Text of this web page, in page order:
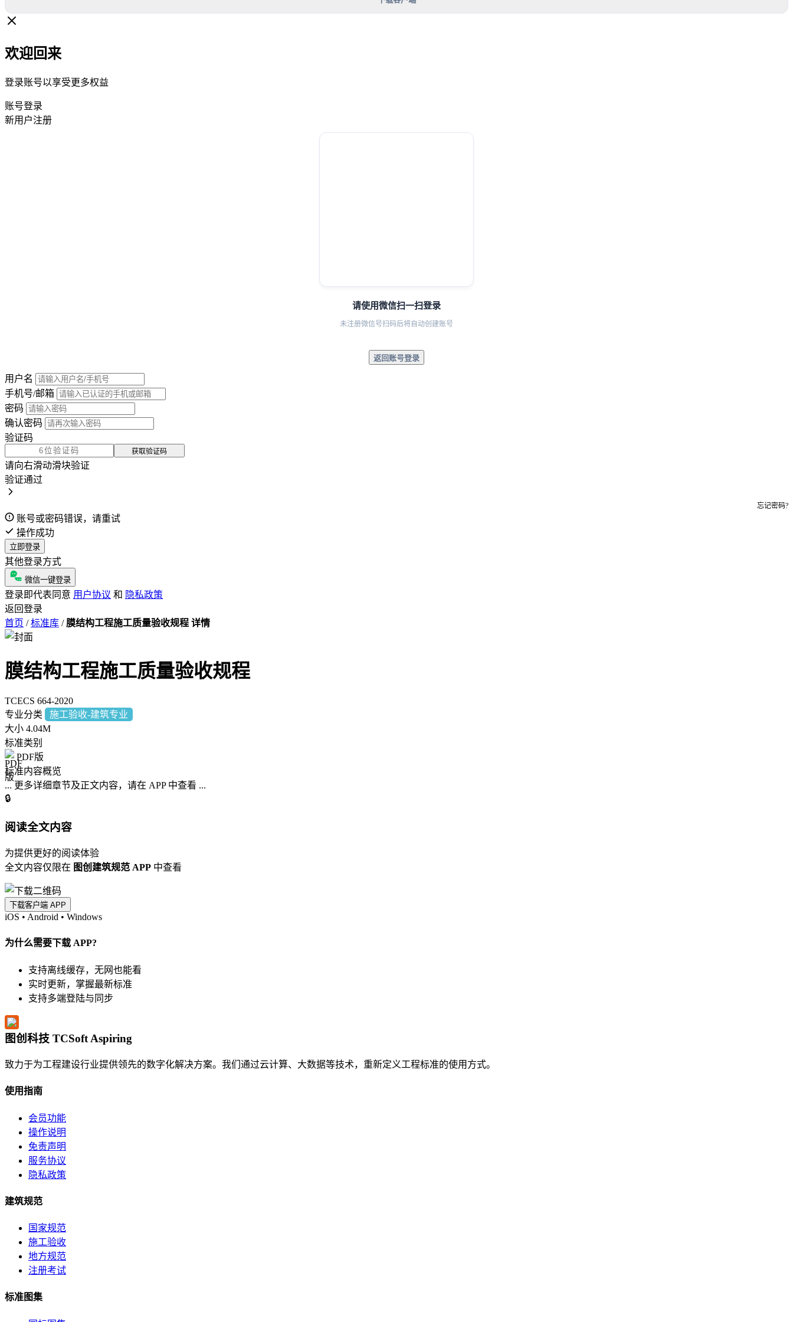
欢迎回来
登录账号以享受更多权益
账号登录
新用户注册
请使用微信扫一扫登录
未注册微信号扫码后将自动创建账号
返回账号登录
用户名
手机号/邮箱
密码
确认密码
验证码
获取验证码
请向右滑动滑块验证
验证通过
忘记密码?
账号或密码错误，请重试
操作成功
立即登录
其他登录方式
微信一键登录
登录即代表同意 用户协议 和 隐私政策
返回登录
首页 / 标准库 / 膜结构工程施工质量验收规程 详情
膜结构工程施工质量验收规程
TCECS 664-2020
专业分类
施工验收-建筑专业
大小 4.04M
标准类别
PDF版
标准内容概览
... 更多详细章节及正文内容，请在 APP 中查看 ...
🔒
阅读全文内容
为提供更好的阅读体验
全文内容仅限在 图创建筑规范 APP 中查看
下载客户端 APP
iOS • Android • Windows
为什么需要下载 APP?
支持离线缓存，无网也能看
实时更新，掌握最新标准
支持多端登陆与同步
图创科技 TCSoft Aspiring
致力于为工程建设行业提供领先的数字化解决方案。我们通过云计算、大数据等技术，重新定义工程标准的使用方式。
使用指南
会员功能
操作说明
免责声明
服务协议
隐私政策
建筑规范
国家规范
施工验收
地方规范
注册考试
标准图集